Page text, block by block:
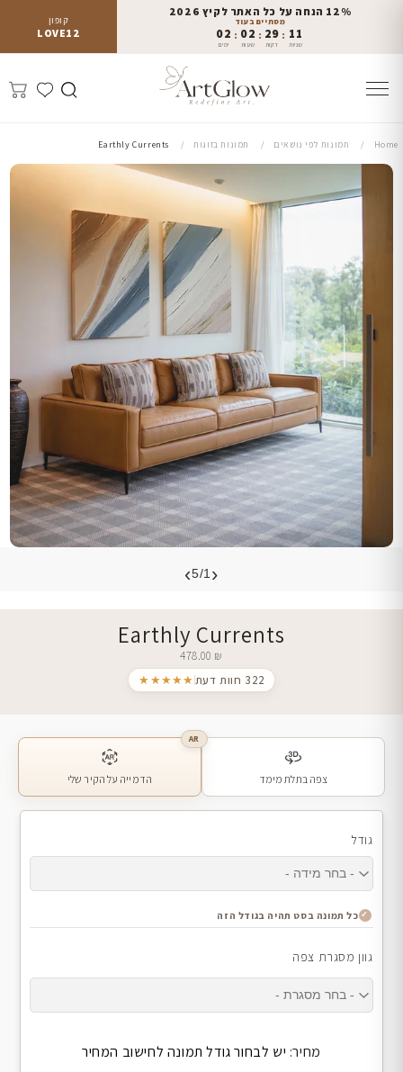
קופון
LOVE12
12% הנחה על כל האתר לקיץ 2026
מסתיים בעוד
02
ימים
: 02
שעות
: 29
דקות
: 09
שניות
Home תמונות לפי נושאים תמונות בזוגות Earthly Currents
‹
5/1
›
Earthly Currents
478.00 ₪
★★★★★
322 חוות דעת
צפה בתלת מימד
AR
הדמייה על הקיר שלי
גודל
כל תמונה בסט תהיה בגודל הזה
גוון מסגרת צפה
מחיר: יש לבחור גודל תמונה לחישוב המחיר